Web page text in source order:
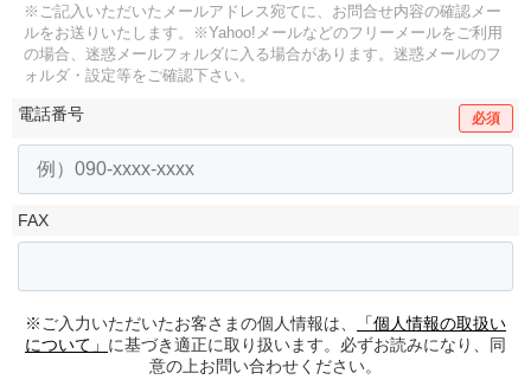
※ご記入いただいたメールアドレス宛てに、お問合せ内容の確認メー
ルをお送りいたします。
※Yahoo!メールなどのフリーメールをご利用
の場合、迷惑メールフォルダに入る場合があります。 迷惑メールのフ
ォルダ・設定等をご確認下さい。
電話番号 必須
FAX
※ご入力いただいたお客さまの個人情報は、
「個人情報の取扱い
について」 に基づき適正に取り扱います。必ずお読みになり、同
意の上お問い合わせください。